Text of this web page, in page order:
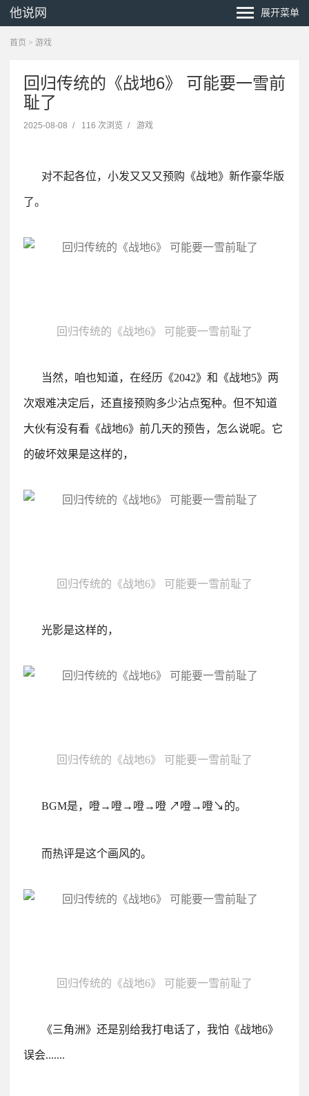
他说网 展开菜单
首页 > 游戏
回归传统的《战地6》 可能要一雪前
耻了
2025-08-08 / 116 次浏览 / 游戏
对不起各位，小发又又又预购《战地》新作豪华版
了。
回归传统的《战地6》 可能要一雪前耻了
当然，咱也知道，在经历《2042》和《战地5》两
次艰难决定后，还直接预购多少沾点冤种。 但不知道
大伙有没有看《战地6》前几天的预告，怎么说呢。 它
的破坏效果是这样的，
回归传统的《战地6》 可能要一雪前耻了
光影是这样的，
回归传统的《战地6》 可能要一雪前耻了
BGM是，噔→噔→噔→噔 ↗噔→噔↘的。
而热评是这个画风的。
回归传统的《战地6》 可能要一雪前耻了
《三角洲》还是别给我打电话了，我怕《战地6》
误会.......